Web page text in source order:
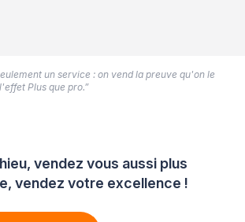
vendez vous aussi plus
vendez votre excellence !
un service : on vend la preuve qu'on le
Plus que pro.”